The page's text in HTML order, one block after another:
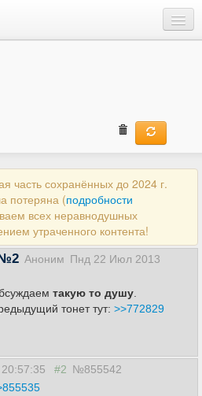
часть сохранённых до 2024 г.
потеряна (подробности
всех неравнодушных
утраченного контента!
№2 Аноним Пнд 22 Июл 2013
такую то душу
тонет тут: >>772829
#2 №855542